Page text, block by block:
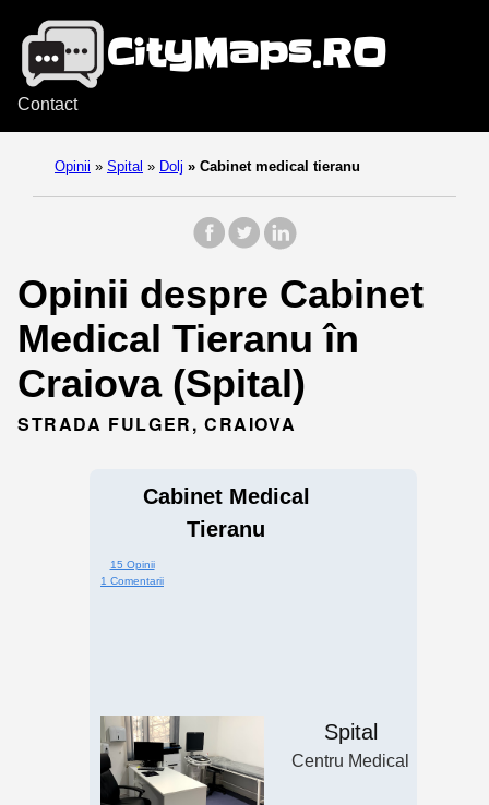
Contact
Opinii » Spital » Dolj » Cabinet medical tieranu
Opinii despre Cabinet
Medical Tieranu în
Craiova (Spital)
STRADA FULGER, CRAIOVA
Cabinet Medical
Tieranu
15 Opinii
1 Comentarii
Spital
Centru Medical